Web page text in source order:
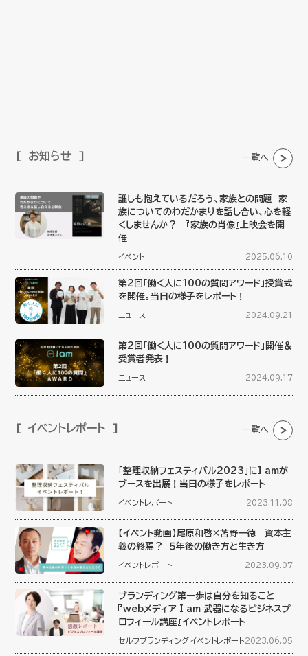
お知らせ 一覧へ
誰しも抱えているだろう、家族との問題 家
族についてのわだかまりを話し合い、心を軽
くしませんか？ 『家族の肖像』上映会を開
催
イベント 2025.06.10
第2回「働く人に100の質問アワード」授賞式
を開催。当日の様子をレポート！
ニュース 2024.09.21
第2回「働く人に100の質問アワード」開催＆
受賞者発表！
ニュース 2024.09.17
イベントレポート 一覧へ
「整理収納フェスティバル2023」にI amが
ブースを出展！当日の様子をレポート
イベントレポート 2023.11.08
【イベント動画】尾原和啓×苫野一徳 資本主
義の終焉？ ５年後の働き方と生き方
イベントレポート 2023.09.07
ブランディング第一歩は自分を知ること
『webメディア I am 武器になるビジネスプ
ロフィール講座』イベントレポート
セルフブランディング イベントレポート 2023.06.05